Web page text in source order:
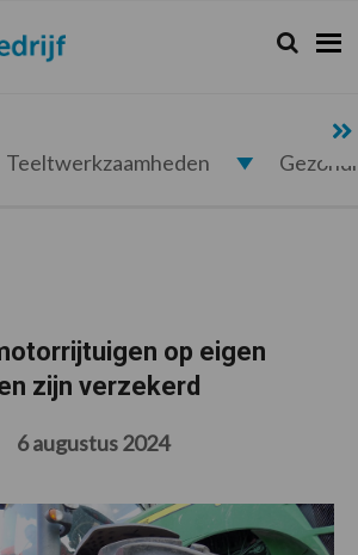
Zoeken...
Zoek
Teeltwerkzaamheden
op eigen
zijn verzekerd
6 augustus 2024